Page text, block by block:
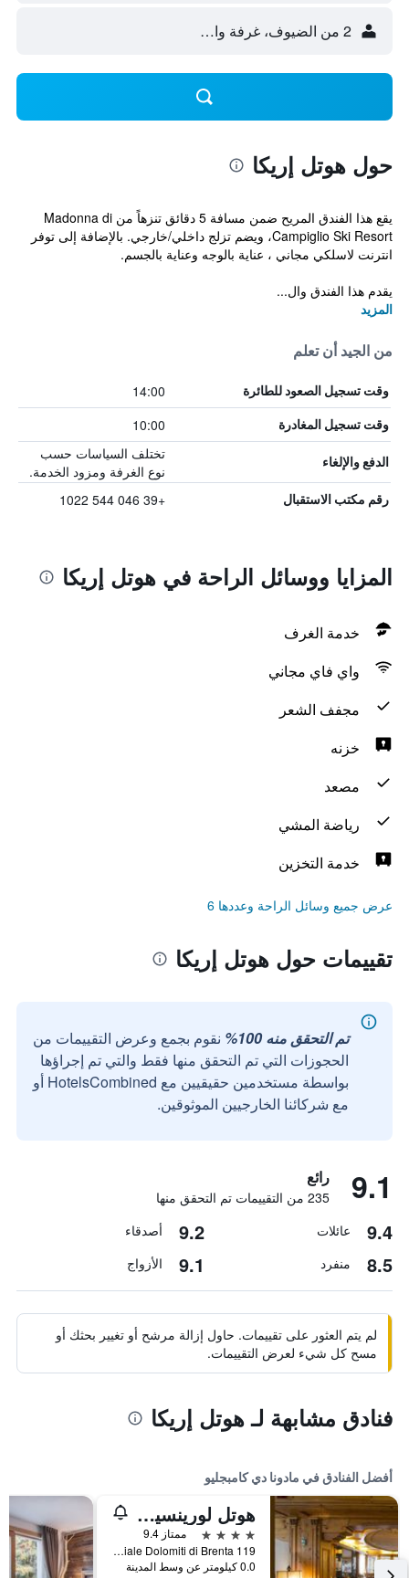
2 من الضيوف، غرفة واحدة
حول هوتل إريكا
يقع هذا الفندق المريح ضمن مسافة 5 دقائق تنزهاً من Madonna di
Campiglio Ski Resort، ويضم تزلج داخلي/خارجي. بالإضافة إلى توفر
انترنت لاسلكي مجاني ، عناية بالوجه وعناية بالجسم.
يقدم هذا الفندق وال...
المزيد
من الجيد أن تعلم
وقت تسجيل الصعود للطائرة 14:00
وقت تسجيل المغادرة 10:00
الدفع والإلغاء
تختلف السياسات حسب
نوع الغرفة ومزود الخدمة.
رقم مكتب الاستقبال +39 046 544 1022
المزايا ووسائل الراحة في هوتل إريكا
خدمة الغرف
واي فاي مجاني
مجفف الشعر
خزنه
مصعد
رياضة المشي
خدمة التخزين
عرض جميع وسائل الراحة وعددها 6
تقييمات حول هوتل إريكا
تم التحقق منه 100%
نقوم بجمع وعرض التقييمات من
الحجوزات التي تم التحقق منها فقط والتي تم إجراؤها
بواسطة مستخدمين حقيقيين مع HotelsCombined أو
مع شركائنا الخارجيين الموثوقين.
9.1 رائع
235 من التقييمات تم التحقق منها
9.4 عائلات 9.2 أصدقاء
8.5 منفرد 9.1 الأزواج
لم يتم العثور على تقييمات. حاول إزالة مرشح أو تغيير بحثك أو
مسح كل شيء لعرض التقييمات.
فنادق مشابهة لـ هوتل إريكا
أفضل الفنادق في مادونا دي كامبجليو
هوتل لورينسيتي
4 نجوم
ممتاز 9.4
Viale Dolomiti di Brenta 119, مادونا دي كامبجليو, مقاطعة ترينتو, إيطاليا
0.0 كيلومتر عن وسط المدينة